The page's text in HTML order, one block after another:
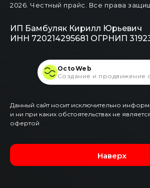
2026 . Честный прайс. Все права
ИП Бамбуляк Кирилл Юрьевич
ИНН 720214295681 ОГРНИП
Данный сайт носит исключительно
и ни при каких обстоятельствах не
офертой
Наверх
OctoWeb
Создание и продвижение